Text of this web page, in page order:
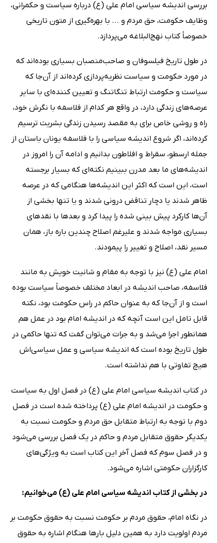
بررسی اندیشه سیاسی امام علی (ع) درباره سیاست و حکمرانی،
وظایف حکومت، حق مردم و ... با بهره‌گیری از متون تاریخی
خصوصاً کتاب نهج‌البلاغه می‌پردازد.
در طول تاریخ فیلسوفان و صاحب‌منصبان بسیاری بوده‌اند که
در مورد حکومت و سیاست نظریه‌پردازی کرده‌اند از آن‌جا که
سیاست و حکومت ارتباط تنگاتنگ و تعیین کننده‌ای با سایر
عرصه‌های زندگی دارد، در واقع هر کدام از فلاسفه با نگرش خود،
راه و روشی خاص برای به مقصد رسیدن زندگی بشریت ترسیم
کرده‌اند، اگر شروع اندیشه سیاسی را با فلاسفه یونان باستان از
جمله ارسطو، سقراط و افلاطون بدانیم و ادامه آن را امروز در
اندیشه‌های ما بعد مدرن ببینیم نکته‌ای که بسیار برجسته
است، این است که اکثر این اندیشه‌ها هنگامی که در عرصه
ظاهر شدند یا دچار تناقض درونی شدند و یا تنها بخشی از
آن‌ها کارکرد پیش بینی شده را پیدا کرد و بعدها با نقدهای
بسیاری مواجه شدند و علیرغم اصلاح چندین باره باز، همان
مسیر نقد، اصلاح و تغییر را پیمودند.
امام علی (ع) نیز با توجه به مقام و شانیت خویش به مانند
فلاسفه، صاحب اندیشه در ابعاد مختلف خصوصاً سیاست بوده
است و از آن‌جا که به عنوان حاکم در راس حکومت بود، نکته
قابل تامل این است آنچه که در اندیشه امام بود در عمل هم
همانطور اجرا می‌شد و به جرات می‌توان گفت که تنها حاکمی در
طول تاریخ بوده است که اندیشه سیاسی و عمل سیاسی‌اش
هیچ تفاوتی با هم نداشته است.
در کتاب اندیشه سیاسی امام علی (ع) در فصل اول به سیاست
و حکومت در اندیشه امام علی (ع) پرداخته شده است در فصل
دوم با توجه به ارتباط متقابل حق مردم و حکومت نسبت به
یکدیگر حقوق متقابل مردم و حاکم در یک فصل بررسی می‌شود
و در فصل سوم که فصل آخر این کتاب است به ویژگی‌های
کارگزاران حکومتی اشاره می‌شود.
در بخشی از کتاب اندیشه سیاسی امام علی (ع) می‌خوانیم:
در نگاه امام، حقوق مردم بر حکومت نسبت به حقوق حکومت بر
مردم اولویت دارد به همین دلیل بارها هنگام اشاره به حقوق